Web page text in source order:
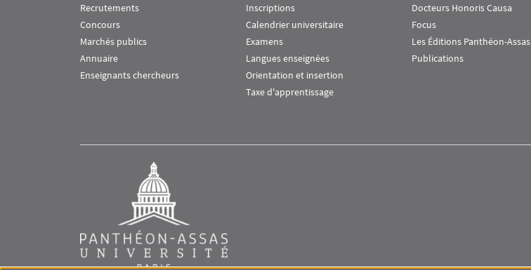
Recrutements
Concours
Marchés publics
Annuaire
Enseignants chercheurs
Inscriptions
Calendrier universitaire
Examens
Langues enseignées
Orientation et insertion
Taxe d'apprentissage
Docteurs Honoris Causa
Focus
Les Éditions Panthéon-Assas
Publications